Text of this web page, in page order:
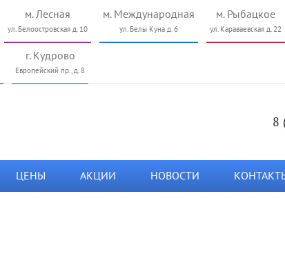
м. Лесная
ул. Белоостровская д. 10
м. Международная
ул. Белы Куна д. 6
м. Рыбацкое
ул. Караваевская д. 22
г. Кудрово
Европейский пр., д. 8
8
ЦЕНЫ АКЦИИ НОВОСТИ